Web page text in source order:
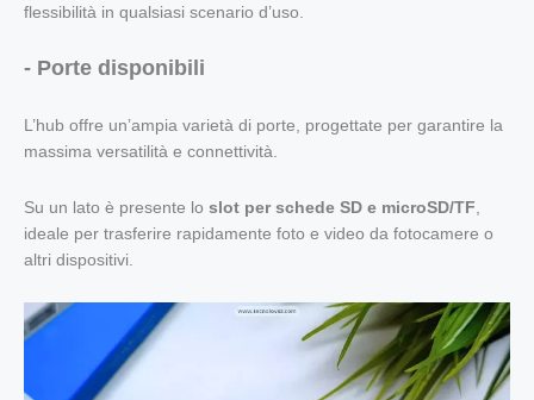
flessibilità in qualsiasi scenario d’uso.
- Porte disponibili
L’hub offre un’ampia varietà di porte, progettate per garantire la
massima versatilità e connettività.
Su un lato è presente lo slot per schede SD e microSD/TF
ideale per trasferire rapidamente foto e video da fotocamere o
altri dispositivi.